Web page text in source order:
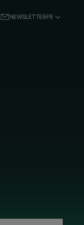
NEWSLETTERFR